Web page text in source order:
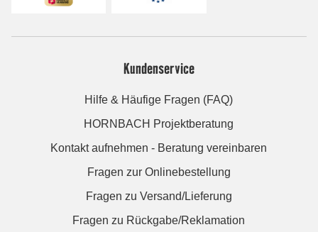
Kundenservice
Hilfe & Häufige Fragen (FAQ)
HORNBACH Projektberatung
Kontakt aufnehmen - Beratung vereinbaren
Fragen zur Onlinebestellung
Fragen zu Versand/Lieferung
Fragen zu Rückgabe/Reklamation